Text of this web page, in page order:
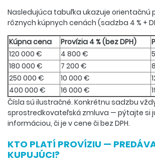
Nasledujúca tabuľka ukazuje orientačnú
rôznych kúpnych cenách (sadzba 4 % +
Kúpna cena
Provízia 4 % (bez DPH)
120 000 €
4 800 €
180 000 €
7 200 €
250 000 €
10 000 €
400 000 €
16 000 €
Čísla sú ilustračné. Konkrétnu sadzbu
sprostredkovateľská zmluva — pýtajte si
informáciou, či je v cene či bez DPH.
KTO PLATÍ PROVÍZIU —
KUPUJÚCI?